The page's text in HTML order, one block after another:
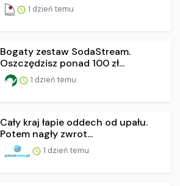
1 dzień temu
Bogaty zestaw SodaStream.
Oszczędzisz ponad 100 zł...
1 dzień temu
Cały kraj łapie oddech od upału.
Potem nagły zwrot...
1 dzień temu